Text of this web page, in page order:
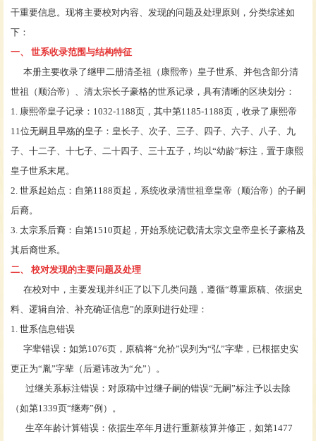
干重要信息。现将主要校对内容、发现的问题及处理原则，分类综述如
下：
一、
世系收录范围与结构特征
本册主要收录了继甲二册清圣祖（康熙帝）皇子世系、并包含部分清
世祖（顺治帝）、清太宗长子豪格的世系记录，具有清晰的区块划分：
1. 康熙帝皇子记录：1032-1188页，其中第1185-1188页，收录了康熙帝
11位无嗣且早殇的皇子：皇长子、次子、三子、四子、六子、八子、九
子、十二子、十七子、二十四子、三十五子，均以“幼龄”标注，置于康熙
皇子世系末尾。
2. 世系起始点：自第1188页起，系统收录清世祖章皇帝（顺治帝）的子嗣
后裔。
3. 太宗系后裔：自第1510页起，开始系统记载清太宗文皇帝皇长子豪格及
其后裔世系。
二、
校对发现的主要问题及处理
在校对中，主要发现并纠正了以下几类问题，遵循“尊重原稿、依据史
料、逻辑自洽、补充确证信息”的原则进行处理：
1. 世系信息错误
字辈错误：如第1076页，原稿将“允衸”误列为“弘”字辈，已根据史实
更正为“胤”字辈（后避讳改为“允”）。
过继关系标注错误：对原稿中过继子嗣的错误“无嗣”标注予以去除
（如第1339页“继寿”例）。
生卒年龄计算错误：依据生卒年月进行重新核算并修正，如第1477